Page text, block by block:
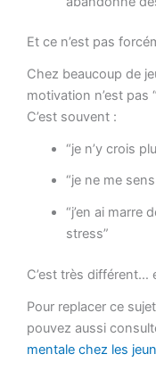
Et ce n’est pas
Chez beaucoup de
motivation n’est pas
C’est souvent :
“je n’y crois
“je ne me
“j’en ai marre
stress”
C’est très différent…
Pour replacer ce
pouvez aussi
mentale chez les